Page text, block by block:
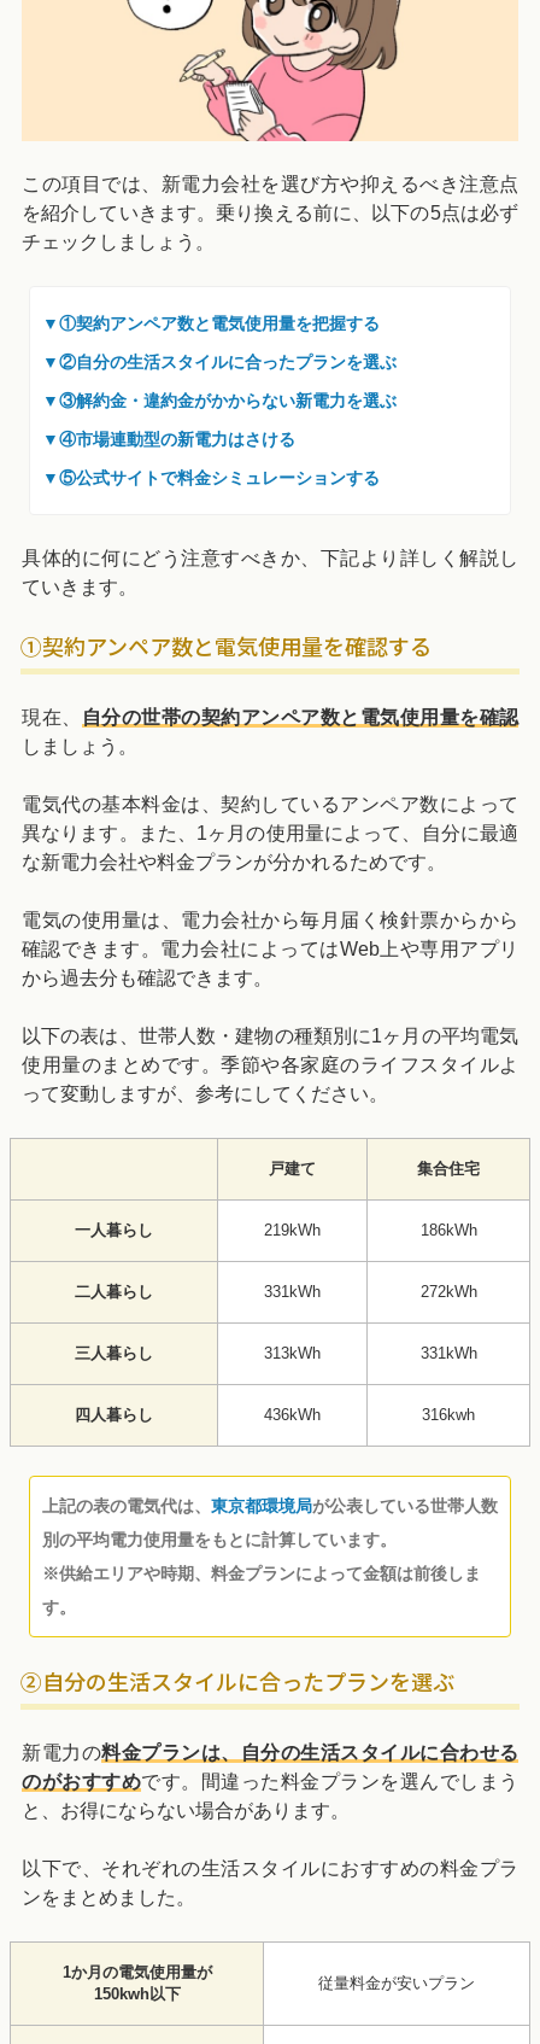
この項目では、新電力会社を選び方や抑えるべき注意点
を紹介していきます。乗り換える前に、以下の5点は必ず
チェックしましょう。
▼①契約アンペア数と電気使用量を把握する
▼②自分の生活スタイルに合ったプランを選ぶ
▼③解約金・違約金がかからない新電力を選ぶ
▼④市場連動型の新電力はさける
▼⑤公式サイトで料金シミュレーションする
具体的に何にどう注意すべきか、下記より詳しく解説し
ていきます。
①契約アンペア数と電気使用量を確認する
現在、
自分の世帯の契約アンペア数と電気使用量を確認
しましょう。
電気代の基本料金は、契約しているアンペア数によって
異なります。また、1ヶ月の使用量によって、自分に最適
な新電力会社や料金プランが分かれるためです。
電気の使用量は、電力会社から毎月届く検針票からから
確認できます。電力会社によってはWeb上や専用アプリ
から過去分も確認できます。
以下の表は、世帯人数・建物の種類別に1ヶ月の平均電気
使用量のまとめです。季節や各家庭のライフスタイルよ
って変動しますが、参考にしてください。
戸建て 集合住宅
一人暮らし 219kWh 186kWh
二人暮らし 331kWh 272kWh
三人暮らし 313kWh 331kWh
四人暮らし 436kWh 316kwh
上記の表の電気代は、 東京都環境局が公表している世帯人数
別の平均電力使用量をもとに計算しています。
※供給エリアや時期、料金プランによって金額は前後しま
す。
②自分の生活スタイルに合ったプランを選ぶ
新電力の料金プランは、自分の生活スタイルに合わせる
のがおすすめです。間違った料金プランを選んでしまう
と、お得にならない場合があります。
以下で、それぞれの生活スタイルにおすすめの料金プラ
ンをまとめました。
1か月の電気使用量が
150kwh以下
従量料金が安いプラン